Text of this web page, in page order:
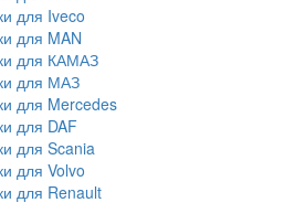
для Iveco
для MAN
для КАМАЗ
для МАЗ
для Mercedes
для DAF
для Scania
для Volvo
для Renault